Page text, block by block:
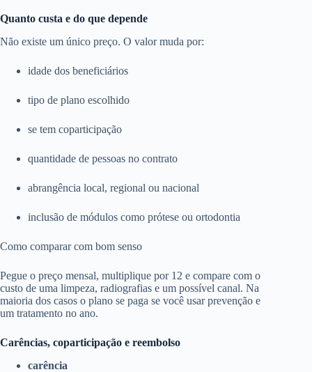
Quanto custa e do que depende
Não existe um único preço. O valor muda por:
idade dos beneficiários
tipo de plano escolhido
se tem coparticipação
quantidade de pessoas no contrato
abrangência local, regional ou nacional
inclusão de módulos como prótese ou ortodontia
Como comparar com bom senso
Pegue o preço mensal, multiplique por 12 e compare com o
custo de uma limpeza, radiografias e um possível canal. Na
maioria dos casos o plano se paga se você usar prevenção e
um tratamento no ano.
Carências, coparticipação e reembolso
carência